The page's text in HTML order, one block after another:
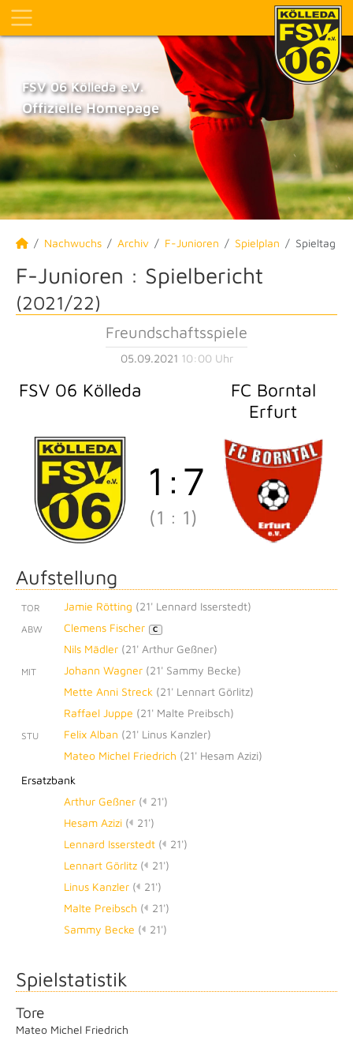
FSV 06 Kölleda e.V.
Offizielle Homepage
Nachwuchs Archiv F-Junioren Spielplan Spieltag
F-Junioren : Spielbericht
(2021/22)
Freundschaftsspiele
05.09.2021 10:00 Uhr
FSV 06 Kölleda
FC Borntal
Erfurt
1 : 7
(1 : 1)
Aufstellung
TOR Jamie Rötting (21' Lennard Isserstedt)
ABW Clemens Fischer C
Nils Mädler (21' Arthur Geßner)
MIT Johann Wagner (21' Sammy Becke)
Mette Anni Streck (21' Lennart Görlitz)
Raffael Juppe (21' Malte Preibsch)
STU Felix Alban (21' Linus Kanzler)
Mateo Michel Friedrich (21' Hesam Azizi)
Ersatzbank
Arthur Geßner (
21')
Hesam Azizi (
21')
Lennard Isserstedt (
21')
Lennart Görlitz (
21')
Linus Kanzler (
21')
Malte Preibsch (
21')
Sammy Becke ( 21')
Spielstatistik
Tore
Mateo Michel Friedrich